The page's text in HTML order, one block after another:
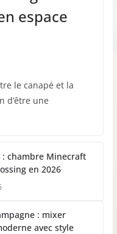
espace
le canapé et la
d’être une
: chambre Minecraft
en 2026
: mixer
avec style